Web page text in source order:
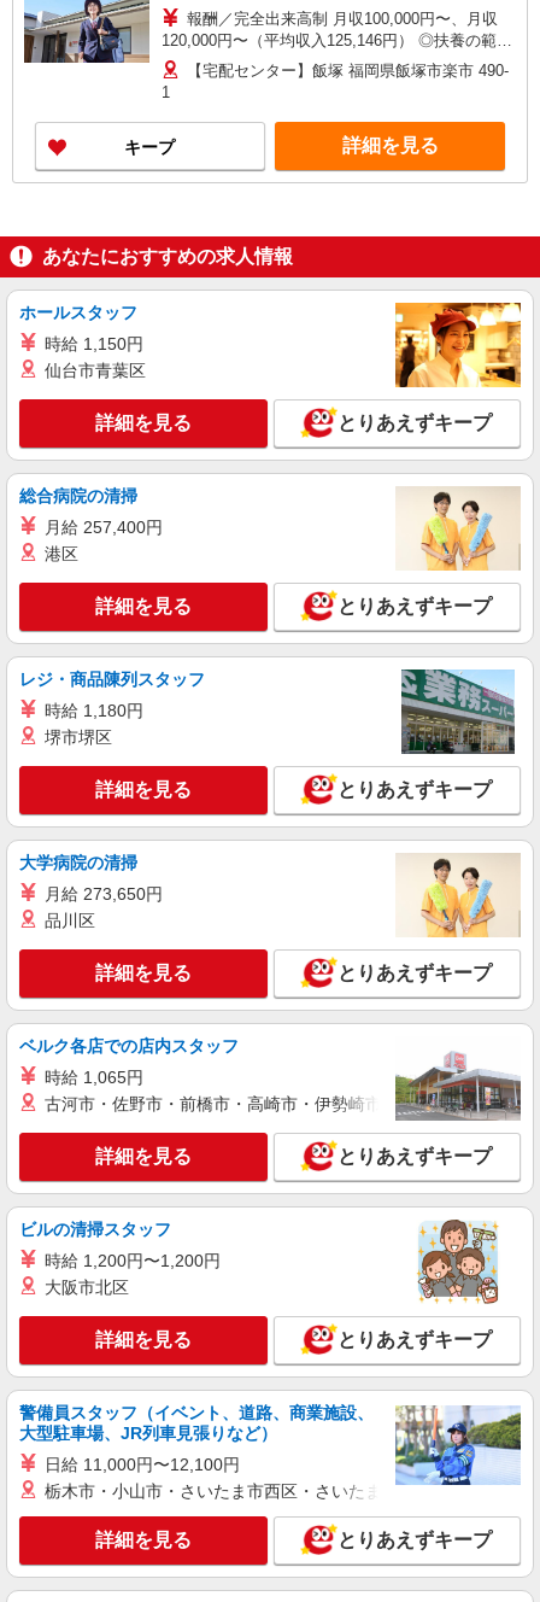
報酬／完全出来高制 月収100,000円〜、月収
120,000円〜（平均収入125,146円） ◎扶養の範囲
内OK◎扶養の範囲を超えた高収入（10万円以上）
OK 働ける時間や環境に合わせて最大限に考慮し
気軽にお問い合わせください！ ＊収入補償（10ヶ
月）／月10万円※研修・社員同行フォローも約2ヶ
月間と充実！ ◆商品買取りなし！しっかり稼げま
【宅配センター】飯塚 福岡県飯塚市楽市 490-
1
キープ 詳細を見る
あなたにおすすめの求人情報
ホールスタッフ
時給 1,150円
仙台市青葉区
詳細を見る とりあえずキープ
総合病院の清掃
月給 257,400円
港区
詳細を見る とりあえずキープ
レジ・商品陳列スタッフ
時給 1,180円
堺市堺区
詳細を見る とりあえずキープ
大学病院の清掃
月給 273,650円
品川区
詳細を見る とりあえずキープ
ベルク各店での店内スタッフ
時給 1,065円
古河市・佐野市・前橋市・高崎市・伊勢崎市・太田市・館林市
詳細を見る とりあえずキープ
ビルの清掃スタッフ
時給 1,200円〜1,200円
大阪市北区
詳細を見る とりあえずキープ
警備員スタッフ（イベント、道路、商業施設、
大型駐車場、JR列車見張りなど）
日給 11,000円〜12,100円
栃木市・小山市・さいたま市西区・さいたま市岩槻区・久喜市・
詳細を見る とりあえずキープ